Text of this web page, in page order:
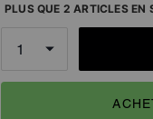
PLUS QUE 2 ARTICLES EN